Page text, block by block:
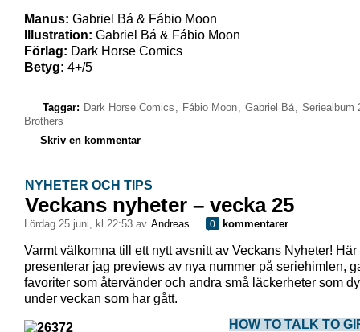
Manus: Gabriel Bá & Fábio Moon
Illustration: Gabriel Bá & Fábio Moon
Förlag: Dark Horse Comics
Betyg: 4+/5
Taggar: Dark Horse Comics , Fábio Moon, Gabriel Bá, Seriealbum
Brothers
Skriv en kommentar
NYHETER OCH TIPS
Veckans nyheter – vecka 25
lördag 25 juni, kl 22:53 av Andreas 0 kommentarer
Varmt välkomna till ett nytt avsnitt av Veckans Nyheter! Här
presenterar jag previews av nya nummer på seriehimlen,
favoriter som återvänder och andra små läckerheter som
under veckan som har gått.
HOW TO TALK TO